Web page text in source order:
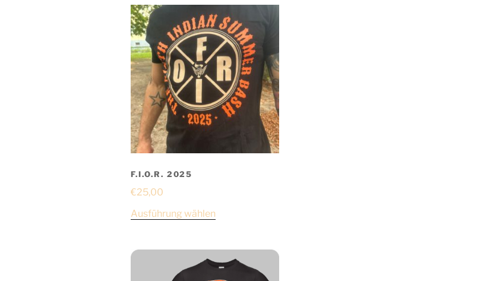
F.I.O.R. 2025
€25,00
Ausführung wählen